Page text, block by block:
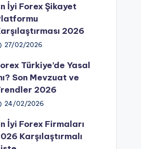
İyi Forex Şikayet
2026
27/02/2026
Türkiye’de Yasal
Son Mevzuat ve
2026
24/02/2026
İyi Forex Firmaları
Karşılaştırmalı